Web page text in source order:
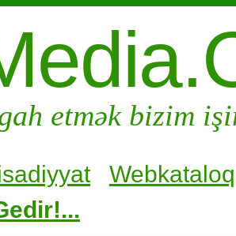
etmək bizim
Webkataloq